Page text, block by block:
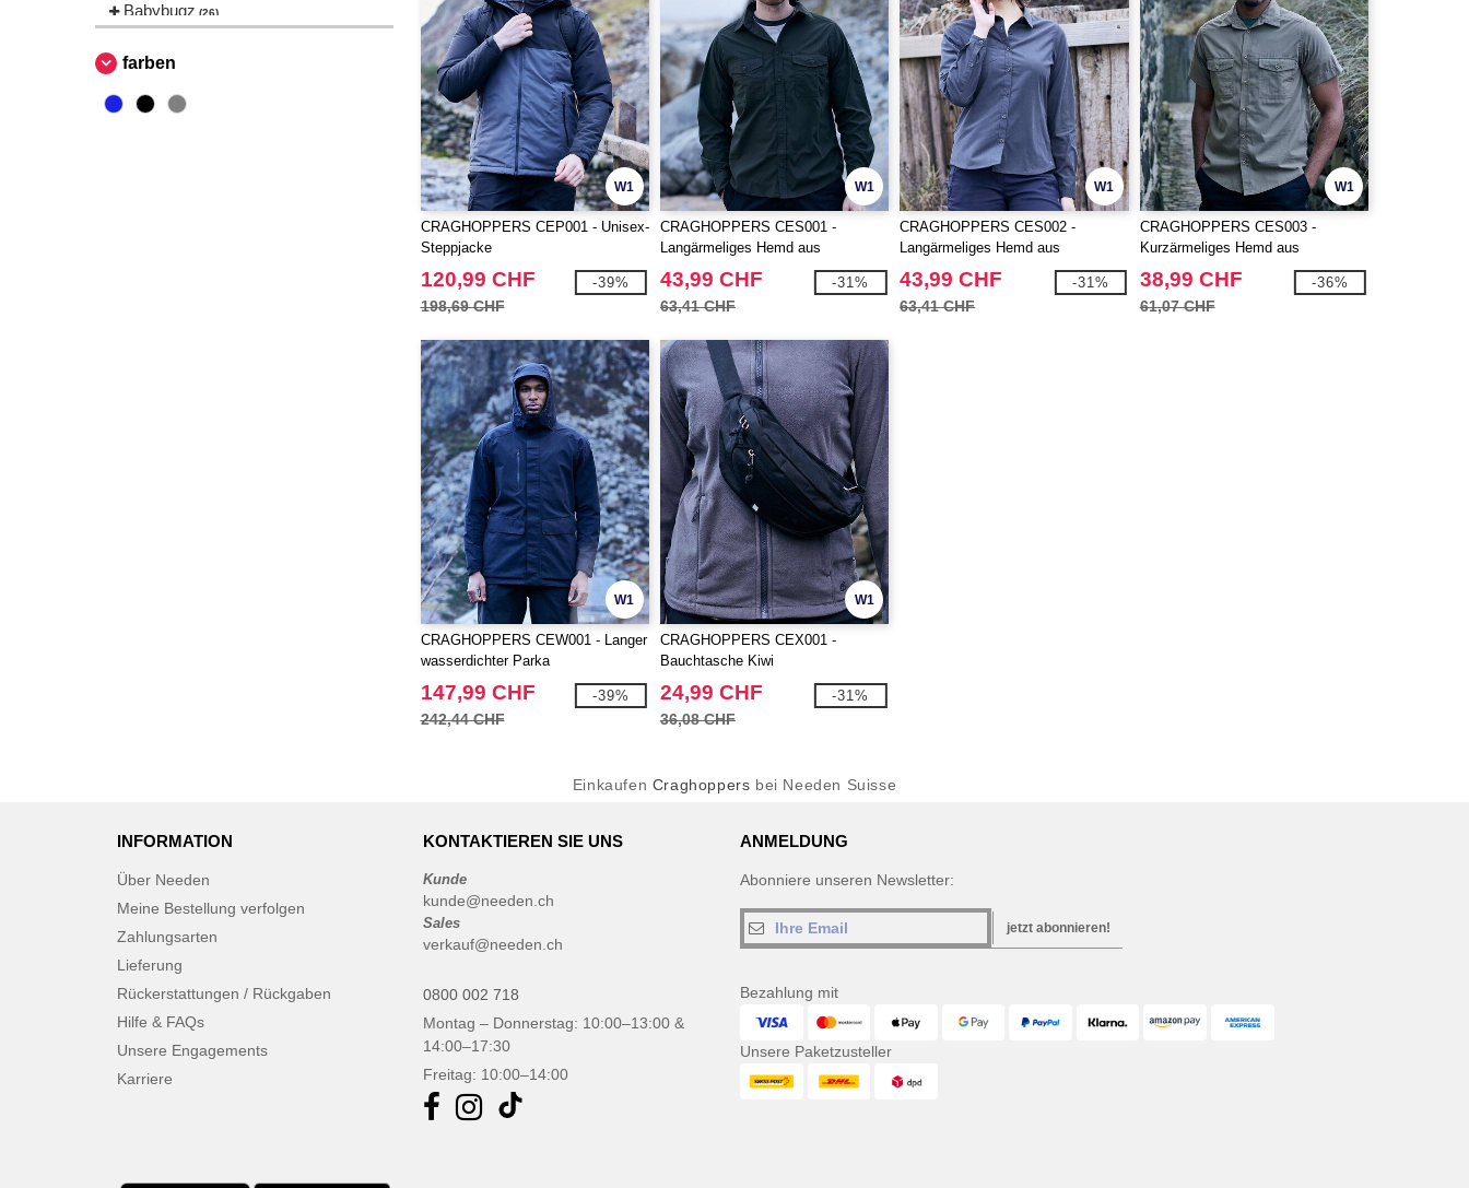
Babybugz (26)
Beechfield
Bella+Canvas
Label Serie (8)
Larkwood (15)
Mantis (32)
Mumbles (45)
NEW MORNING STUDIOS
NEWGEN (7)
Needen (88)
Neutral (49)
Paredes
Promodoro (12)
farben
W1
CRAGHOPPERS CEP001 - Unisex-
Steppjacke
120,99 CHF
198,69 CHF
-39%
W1
CRAGHOPPERS CES001 -
Langärmeliges Hemd aus
recyceltem Polyester
43,99 CHF
63,41 CHF
-31%
W1
CRAGHOPPERS CES002 -
Langärmeliges Hemd aus
recyceltem Polyester für Damen
43,99 CHF
63,41 CHF
-31%
W1
CRAGHOPPERS CES003 -
Kurzärmeliges Hemd aus
recyceltem Polyester
38,99 CHF
61,07 CHF
-36%
W1
CRAGHOPPERS CEW001 - Langer
wasserdichter Parka
147,99 CHF
242,44 CHF
-39%
W1
CRAGHOPPERS CEX001 -
Bauchtasche Kiwi
24,99 CHF
36,08 CHF
-31%
Einkaufen Craghoppers bei Needen Suisse
INFORMATION
Über Needen
Meine Bestellung verfolgen
Zahlungsarten
Lieferung
Rückerstattungen / Rückgaben
Hilfe & FAQs
Unsere Engagements
Karriere
KONTAKTIEREN SIE UNS
Kunde
kunde@needen.ch
Sales
verkauf@needen.ch
0800 002 718
Montag – Donnerstag: 10:00–13:00 &
14:00–17:30
Freitag: 10:00–14:00
ANMELDUNG
Abonniere unseren Newsletter:
jetzt abonnieren!
Bezahlung mit
Unsere Paketzusteller